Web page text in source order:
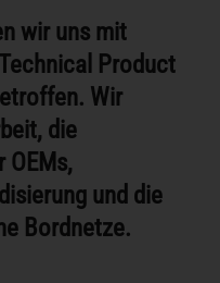
wir uns mit
Product
Wir
die
und die
Bordnetze.